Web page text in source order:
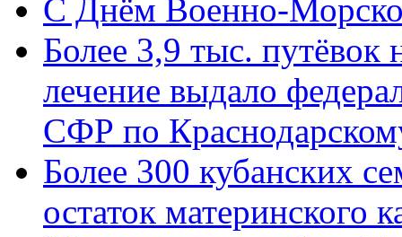
C Днём Военно-
Более 3,9 тыс. путёвок
лечение выдало
СФР по
Более 300 кубанских
остаток материнского